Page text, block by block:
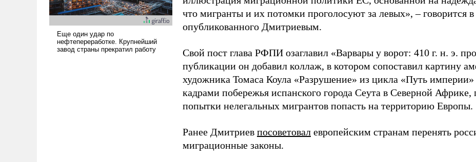
что мигранты и их потомки проголосуют за левых», – говорится
опубликованного Дмитриевым.
Свой пост глава РФПИ озаглавил «Варвары у ворот: 410 г. н. э.
публикации он добавил коллаж, в котором сопоставил картину
художника Томаса Коула «Разрушение» из цикла «Путь
кадрами побережья испанского города Сеута в Северной Африке,
попытки нелегальных мигрантов попасть на территорию Европы.
Ранее Дмитриев посоветовал европейским странам перенять
миграционные законы.